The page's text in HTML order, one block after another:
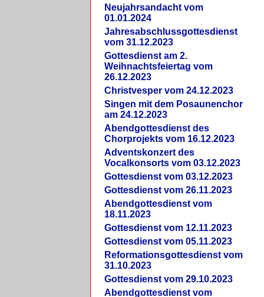
Neujahrsandacht vom
01.01.2024
Jahresabschlussgottesdienst
vom 31.12.2023
Gottesdienst am 2.
Weihnachtsfeiertag vom
26.12.2023
Christvesper vom 24.12.2023
Singen mit dem Posaunenchor
am 24.12.2023
Abendgottesdienst des
Chorprojekts vom 16.12.2023
Adventskonzert des
Vocalkonsorts vom 03.12.2023
Gottesdienst vom 03.12.2023
Gottesdienst vom 26.11.2023
Abendgottesdienst vom
18.11.2023
Gottesdienst vom 12.11.2023
Gottesdienst vom 05.11.2023
Reformationsgottesdienst vom
31.10.2023
Gottesdienst vom 29.10.2023
Abendgottesdienst vom